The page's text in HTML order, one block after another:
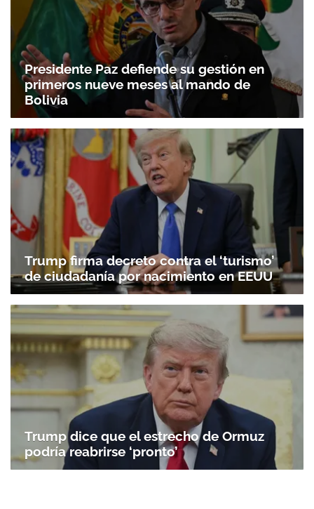
Presidente Paz defiende su gestión en
primeros nueve meses al mando de
Bolivia
Trump firma decreto contra el ‘turismo’
de ciudadanía por nacimiento en EEUU
Trump dice que el estrecho de Ormuz
podría reabrirse ‘pronto’